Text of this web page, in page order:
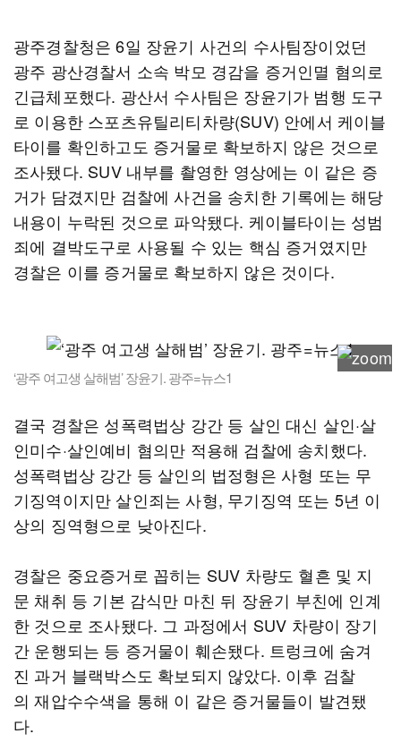
광주경찰청은 6일 장윤기 사건의 수사팀장이었던
광주 광산경찰서 소속 박모 경감을 증거인멸 혐의로
긴급체포했다. 광산서 수사팀은 장윤기가 범행 도구
로 이용한 스포츠유틸리티차량(SUV) 안에서 케이블
타이를 확인하고도 증거물로 확보하지 않은 것으로
조사됐다. SUV 내부를 촬영한 영상에는 이 같은 증
거가 담겼지만 검찰에 사건을 송치한 기록에는 해당
내용이 누락된 것으로 파악됐다. 케이블타이는 성범
죄에 결박도구로 사용될 수 있는 핵심 증거였지만
경찰은 이를 증거물로 확보하지 않은 것이다.
‘광주 여고생 살해범’ 장윤기. 광주=뉴스1
결국 경찰은 성폭력법상 강간 등 살인 대신 살인·살
인미수·살인예비 혐의만 적용해 검찰에 송치했다.
성폭력법상 강간 등 살인의 법정형은 사형 또는 무
기징역이지만 살인죄는 사형, 무기징역 또는 5년 이
상의 징역형으로 낮아진다.
경찰은 중요증거로 꼽히는 SUV 차량도 혈흔 및 지
문 채취 등 기본 감식만 마친 뒤 장윤기 부친에 인계
한 것으로 조사됐다. 그 과정에서 SUV 차량이 장기
간 운행되는 등 증거물이 훼손됐다. 트렁크에 숨겨
진 과거 블랙박스도 확보되지 않았다. 이후 검찰
의 재압수수색을 통해 이 같은 증거물들이 발견됐
다.